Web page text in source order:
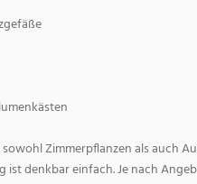
Zimmerpflanzen als auch
ist denkbar einfach. Je nach